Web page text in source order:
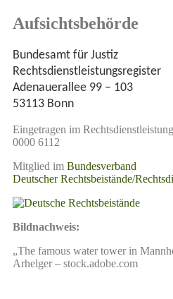
Aufsichtsbehörde
Bundesamt für Justiz
Rechtsdienstleistungsregister
Adenauerallee 99 – 103
53113 Bonn
Eingetragen im
0000 6112
Mitglied im Bundesverband
Deutscher Rechtsbeistände/
Bildnachweis:
„The famous water tower in
Arhelger – stock.adobe.com